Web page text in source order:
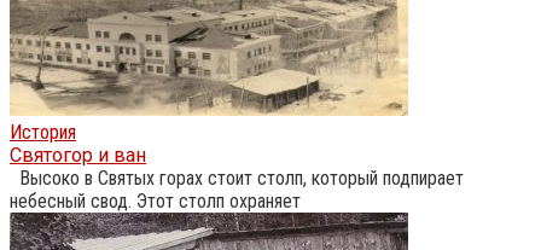
История
Святогор и ван
Высоко в Святых горах стоит столп, который подпирает
небесный свод. Этот столп охраняет